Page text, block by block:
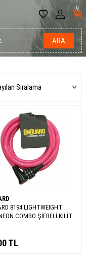
ARA
0
8194 LIGHTWEIGHT
COMBO ŞİFRELİ KİLİT
TL